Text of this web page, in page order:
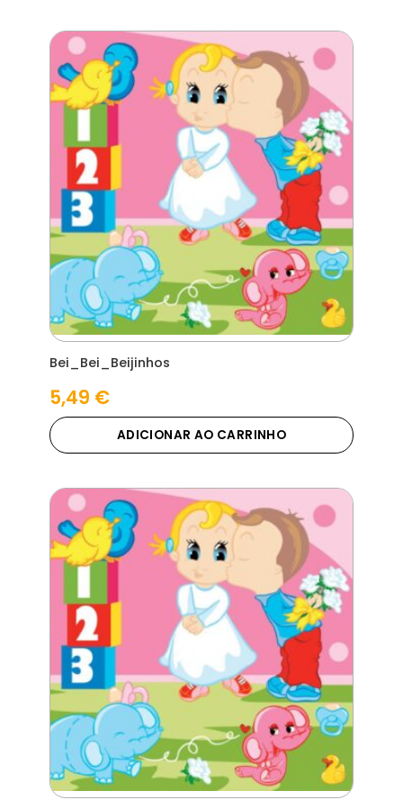
Bei_Bei_Beijinhos
5,49 €
ADICIONAR AO CARRINHO